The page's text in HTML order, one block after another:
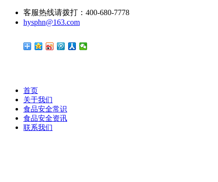
客服热线请拨打：400-680-7778
hysphn@163.com
首页
关于我们
食品安全常识
食品安全资讯
联系我们